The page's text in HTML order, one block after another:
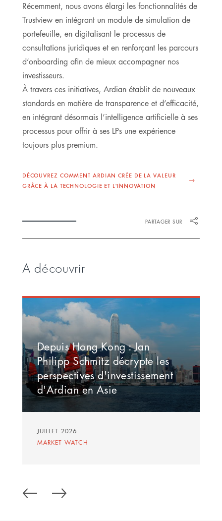
Récemment, nous avons élargi les fonctionnalités de
Trustview en intégrant un module de simulation de
portefeuille, en digitalisant le processus de
consultations juridiques et en renforçant les parcours
d’onboarding afin de mieux accompagner nos
investisseurs.
À travers ces initiatives, Ardian établit de nouveaux
standards en matière de transparence et d’efficacité,
en intégrant désormais l’intelligence artificielle à ses
processus pour offrir à ses LPs une expérience
toujours plus premium.
DÉCOUVREZ COMMENT ARDIAN CRÉE DE LA VALEUR
GRÂCE À LA TECHNOLOGIE ET L'INNOVATION
PARTAGER SUR
A découvrir
Depuis Hong Kong : Jan
Philipp Schmitz décrypte les
perspectives d'investissement
d'Ardian en Asie
JUILLET 2026
MARKET WATCH